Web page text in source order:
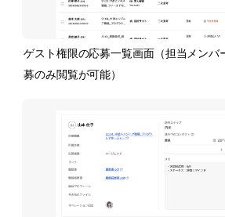
ゲスト権限の応募一覧画面（担当メンバ
募のみ閲覧が可能）